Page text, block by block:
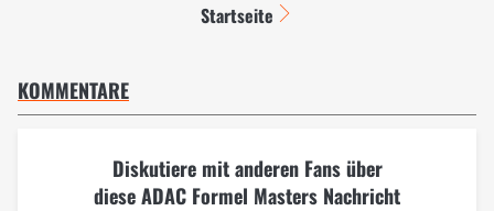
Startseite
KOMMENTARE
Diskutiere mit anderen Fans über
diese ADAC Formel Masters Nachricht